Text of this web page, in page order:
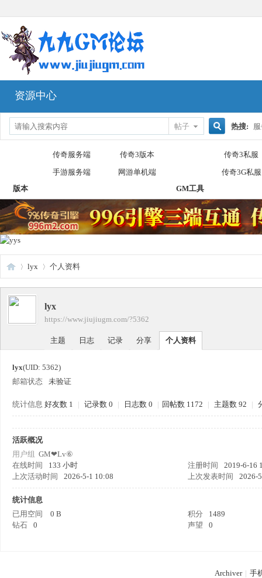
资源中心
帖子
热搜:
版本
传奇服务端
传奇3版本
手游服务端
网游单机端
GM工具
传奇3私服
传奇3G私服
lyx 个人资料
lyx
https://www.jiujiugm.com/?5362
主题 日志 记录 分享 个人资料
lyx(UID: 5362)
邮箱状态
未验证
统计信息 好友数 1 | 记录数 0 | 日志数 0 | 回帖数 1172 | 主题数 92 |
活跃概况
用户组 GM❤Lv⑥
在线时间
133 小时 注册时间
2019-6-16
上次活动时间
2026-5-1 10:08 上次发表时间 2026-
统计信息
已用空间
0 B 积分
1489
钻石
0 声望 0
Archiver | 手